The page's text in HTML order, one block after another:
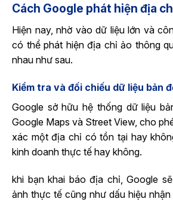
Cách Google phát hiện địa
Hiện nay, nhờ vào dữ liệu lớn và
có thể phát hiện địa chỉ ảo thông
nhau như sau.
Kiểm tra và đối chiếu dữ liệu bản
Google sở hữu hệ thống dữ liệu
Google Maps và Street View, cho
xác một địa chỉ có tồn tại hay
kinh doanh thực tế hay không.
khi bạn khai báo địa chỉ, Google
ảnh thực tế cũng như dấu hiệu nhận